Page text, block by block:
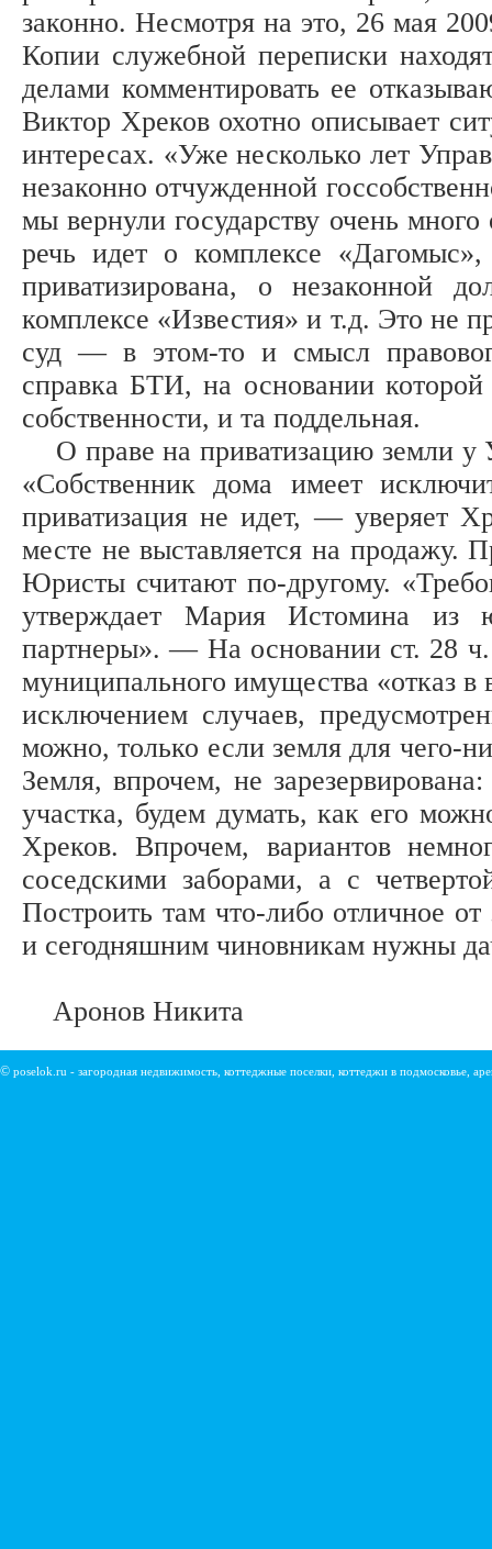
законно. Несмотря на это, 26 мая
Копии служебной переписки
делами комментировать ее
Виктор Хреков охотно описывает
интересах. «Уже несколько лет
незаконно отчужденной
мы вернули государству очень
речь идет о комплексе
приватизирована, о незаконной
комплексе «Известия» и т.д. Это не
суд — в этом-то и смысл
справка БТИ, на основании
собственности, и та поддельная.
О праве на приватизацию земли у
«Собственник дома имеет
приватизация не идет, — уверяет
месте не выставляется на продажу.
Юристы считают по-другому.
утверждает Мария Истомина из
партнеры». — На основании ст. 28 ч.
муниципального имущества «отказ в
исключением случаев,
можно, только если земля для чего-
Земля, впрочем, не
участка, будем думать, как его
Хреков. Впрочем, вариантов
соседскими заборами, а с
Построить там что-либо отличное
и сегодняшним чиновникам нужны
Аронов Никита
© poselok.ru - загородная недвижимость, коттеджные поселки, коттеджи в подмосковье,